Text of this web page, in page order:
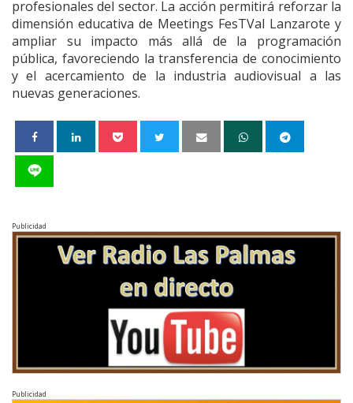
profesionales del sector. La acción permitirá reforzar la
dimensión educativa de Meetings FesTVal Lanzarote y
ampliar su impacto más allá de la programación
pública, favoreciendo la transferencia de conocimiento
y el acercamiento de la industria audiovisual a las
nuevas generaciones.
Publicidad
Publicidad